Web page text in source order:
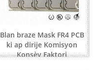
Blan braze Mask FR4 PCB
ki ap dirije Komisyon
Konsèy Faktori